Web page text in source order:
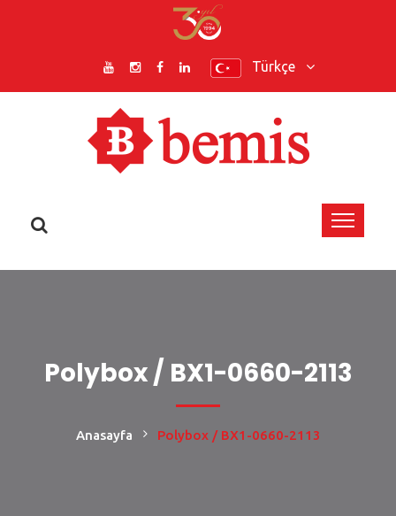
Türkçe
Polybox / BX1-0660-2113
Anasayfa Polybox / BX1-0660-2113